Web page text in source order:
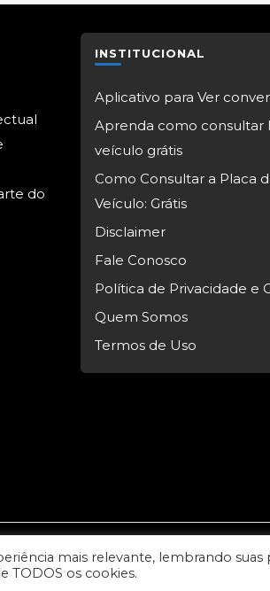
do
INSTITUCIONAL
Aplicativo para Ver
Aprenda como consultar
veículo grátis
Como Consultar a Placa
Veículo: Grátis
Disclaimer
Fale Conosco
Política de Privacidade e
Quem Somos
Termos de Uso
- Canal Tech.mais relevante, lembrando suas
TODOS os cookies.